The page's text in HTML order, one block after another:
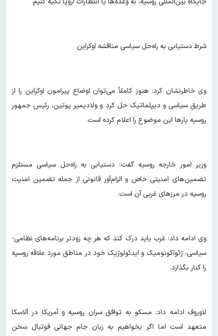
شرط دستیابی به راه‌حل سیاسی مناقشه اوکراین
وی خاطرنشان کرد: هنوز کاملاً می‌توان اوضاع پیرامون اوکراین را از
طریق سیاسی و دیپلماتیک حل کرد و ولادیمیر پوتین، رئیس جمهور
روسیه بارها این موضوع را اعلام کرده است.
وزیر امور خارجه روسیه گفت: دستیابی به راه‌حل سیاسی مستلزم
تضمین‌های امنیتی خاص و الزام‌آور قانونی از جمله تضمین امنیت
روسیه در مرزهای غربی آن است.
وی ادامه داد: غرب باید درک کند که هر چه زودتر برنامه‌های نظامی-
سیاسی، ژئواکونومیک و ایدئولوژیک خود در مناطق مورد علاقه روسیه
را کنار بگذارد.
لاوروف ادامه داد:‌ مسکو به توافق سران روسیه و آمریکا در آلاسکا
متعهد است اما اگر بخواهیم به زبان جام جهانی فوتبال سخن